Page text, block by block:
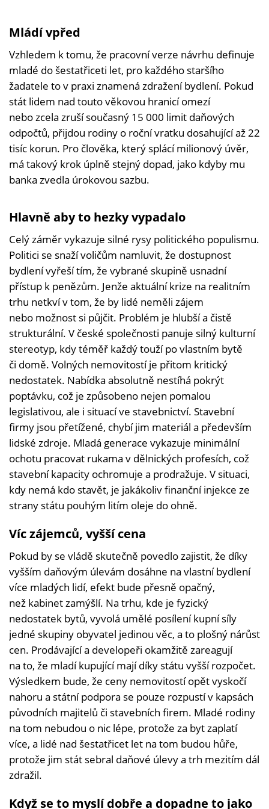
Mládí vpřed
Vzhledem k tomu, že pracovní verze návrhu definuje
mladé do šestatřiceti let, pro každého staršího
žadatele to v praxi znamená zdražení bydlení. Pokud
stát lidem nad touto věkovou hranicí omezí
nebo zcela zruší současný 15 000 limit daňových
odpočtů, přijdou rodiny o roční vratku dosahující až 22
tisíc korun. Pro člověka, který splácí milionový úvěr,
má takový krok úplně stejný dopad, jako kdyby mu
banka zvedla úrokovou sazbu.
Hlavně aby to hezky vypadalo
Celý záměr vykazuje silné rysy politického populismu.
Politici se snaží voličům namluvit, že dostupnost
bydlení vyřeší tím, že vybrané skupině usnadní
přístup k penězům. Jenže aktuální krize na realitním
trhu netkví v tom, že by lidé neměli zájem
nebo možnost si půjčit. Problém je hlubší a čistě
strukturální. V české společnosti panuje silný kulturní
stereotyp, kdy téměř každý touží po vlastním bytě
či domě. Volných nemovitostí je přitom kritický
nedostatek. Nabídka absolutně nestíhá pokrýt
poptávku, což je způsobeno nejen pomalou
legislativou, ale i situací ve stavebnictví. Stavební
firmy jsou přetížené, chybí jim materiál a především
lidské zdroje. Mladá generace vykazuje minimální
ochotu pracovat rukama v dělnických profesích, což
stavební kapacity ochromuje a prodražuje. V situaci,
kdy nemá kdo stavět, je jakákoliv finanční injekce ze
strany státu pouhým litím oleje do ohně.
Víc zájemců, vyšší cena
Pokud by se vládě skutečně povedlo zajistit, že díky
vyšším daňovým úlevám dosáhne na vlastní bydlení
více mladých lidí, efekt bude přesně opačný,
než kabinet zamýšlí. Na trhu, kde je fyzický
nedostatek bytů, vyvolá umělé posílení kupní síly
jedné skupiny obyvatel jedinou věc, a to plošný nárůst
cen. Prodávající a developeři okamžitě zareagují
na to, že mladí kupující mají díky státu vyšší rozpočet.
Výsledkem bude, že ceny nemovitostí opět vyskočí
nahoru a státní podpora se pouze rozpustí v kapsách
původních majitelů či stavebních firem. Mladé rodiny
na tom nebudou o nic lépe, protože za byt zaplatí
více, a lidé nad šestatřicet let na tom budou hůře,
protože jim stát sebral daňové úlevy a trh mezitím dál
zdražil.
Když se to myslí dobře a dopadne to jako